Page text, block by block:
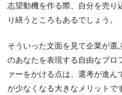
志望動機を作る際、自分を売り
り繕うところもあるでしょう。
そういった文面を見て企業が選
のあなたを表現する自由なプロ
ァーをかける点は、選考が進ん
が少なくなる大きなメリットで